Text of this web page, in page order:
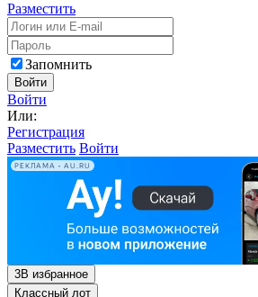
Разместить
Запомнить
Войти
Войти
Или:
Регистрация
Разместить Войти
РЕКЛАМА • AU.RU
3В избранное
Классный лот